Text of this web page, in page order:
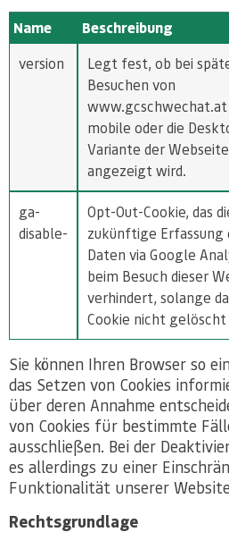
Name Beschreibung
version
Legt fest, ob bei
Besuchen von
www.gcschwechat.at
mobile oder die
Variante der
angezeigt wird.
ga-
disable-
Opt-Out-Cookie, das
zukünftige Erfassung
Daten via Google
beim Besuch dieser
verhindert, solange
Cookie nicht gelöscht
Sie können Ihren Browser so
das Setzen von Cookies
über deren Annahme
von Cookies für bestimmte
ausschließen. Bei der
es allerdings zu einer
Funktionalität unserer
Rechtsgrundlage